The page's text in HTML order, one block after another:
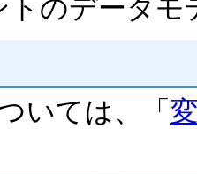
トのデータ
いては、「